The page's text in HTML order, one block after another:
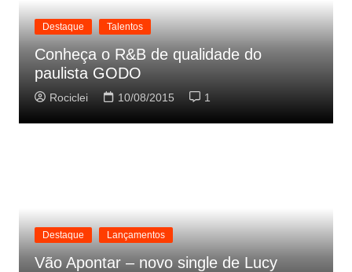
Destaque Talentos
Conheça o R&B de qualidade do
paulista GODO
Rociclei 10/08/2015 1
Destaque Lançamentos
Vão Apontar – novo single de Lucy